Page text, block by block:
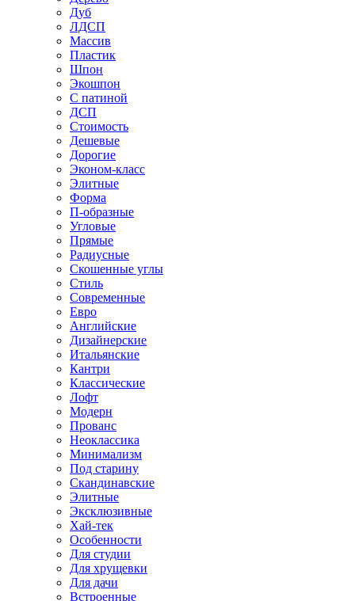
Дуб
ЛДСП
Массив
Пластик
Шпон
Экошпон
С патиной
ДСП
Стоимость
Дешевые
Дорогие
Эконом-класс
Элитные
Форма
П-образные
Угловые
Прямые
Радиусные
Скошенные углы
Стиль
Современные
Евро
Английские
Дизайнерские
Итальянские
Кантри
Классические
Лофт
Модерн
Прованс
Неоклассика
Минимализм
Под старину
Скандинавские
Элитные
Эксклюзивные
Хай-тек
Особенности
Для студии
Для хрущевки
Для дачи
Встроенные